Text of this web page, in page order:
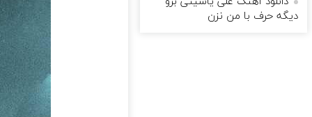
دیگه حرف با من نزن